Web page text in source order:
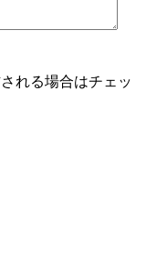
れる場合はチェッ